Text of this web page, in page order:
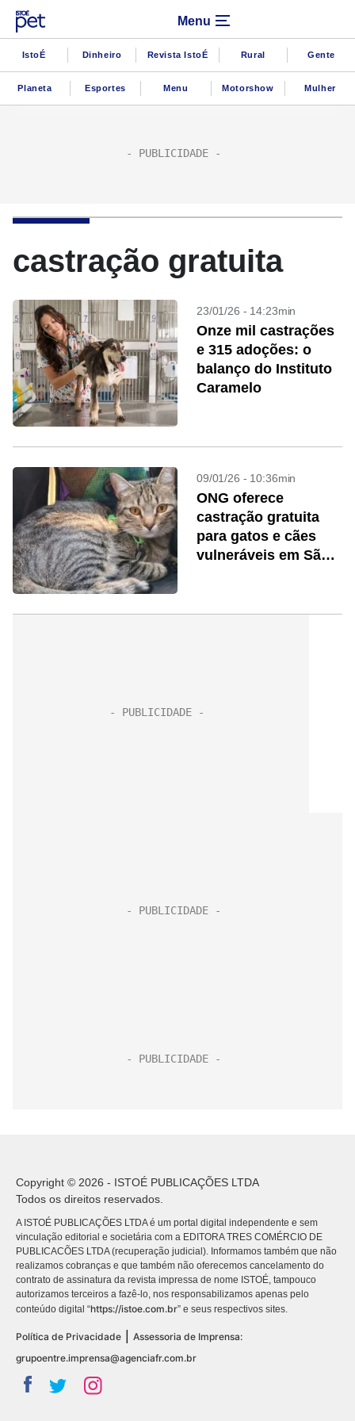
Menu
IstoÉ Dinheiro Revista IstoÉ Rural Gente
Planeta Esportes Menu Motorshow Mulher
castração gratuita
23/01/26 - 14:23min
Onze mil castrações
e 315 adoções: o
balanço do Instituto
Caramelo
09/01/26 - 10:36min
ONG oferece
castração gratuita
para gatos e cães
vulneráveis em São
Copyright © 2026 - ISTOÉ PUBLICAÇÕES LTDA
Todos os direitos reservados.
A ISTOÉ PUBLICAÇÕES LTDA é um portal digital independente e sem
vinculação editorial e societária com a EDITORA TRES COMÉRCIO DE
PUBLICACÕES LTDA (recuperação judicial). Informamos também que não
realizamos cobranças e que também não oferecemos cancelamento do
contrato de assinatura da revista impressa de nome ISTOÉ, tampouco
autorizamos terceiros a fazê-lo, nos responsabilizamos apenas pelo
conteúdo digital “https://istoe.com.br” e seus respectivos sites.
Política de Privacidade
Assessoria de Imprensa:
grupoentre.imprensa@agenciafr.com.br